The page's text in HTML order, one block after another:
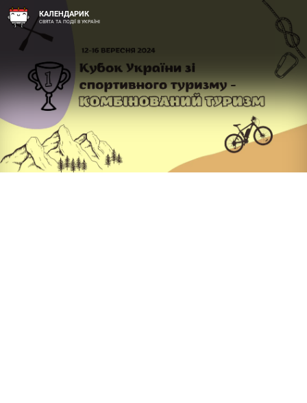
КАЛЕНДАРИК
СВЯТА ТА ПОДІЇ В УКРАЇНІ